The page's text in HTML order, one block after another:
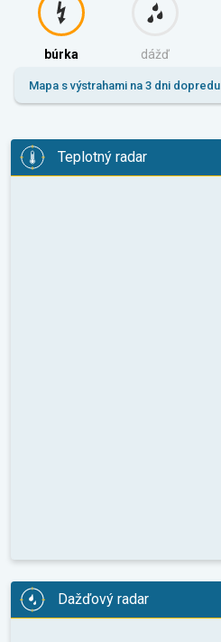
búrka dážď
Mapa s výstrahami na 3 dni dopredu
Teplotný radar
Dažďový radar